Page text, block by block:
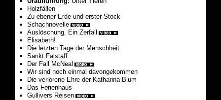
Elisabeth!
Die letzten Tage der Menschheit
Sankt Falstaff
Der Fall McNeal
Wir sind noch einmal davongekommen
Die verlorene Ehre der Katharina Blum
Das Ferienhaus
Gullivers Reisen
Führung im Burgtheater / BURG Digital
Das Burgtheater ist als österreichisches Nationaltheater die
wichtigste Schauspielbühne des Landes und das größte
Sprechtheater Europas.